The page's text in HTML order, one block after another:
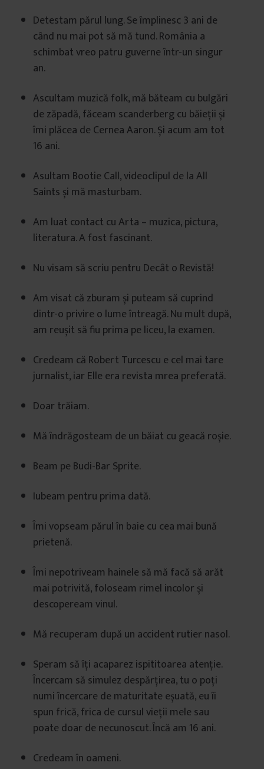
Detestam părul lung. Se împlinesc 3 ani de
când nu mai pot să mă tund. România a
schimbat vreo patru guverne într-un singur
an.
Ascultam muzică folk, mă băteam cu bulgări
de zăpadă, făceam scanderberg cu băieții și
îmi plăcea de Cernea Aaron. Și acum am tot
16 ani.
Asultam Bootie Call, videoclipul de la All
Saints și mă masturbam.
Am luat contact cu Arta – muzica, pictura,
literatura. A fost fascinant.
Nu visam să scriu pentru Decât o Revistă!
Am visat că zburam și puteam să cuprind
dintr-o privire o lume întreagă. Nu mult după,
am reușit să fiu prima pe liceu, la examen.
Credeam că Robert Turcescu e cel mai tare
jurnalist, iar Elle era revista mrea preferată.
Doar trăiam.
Mă îndrăgosteam de un băiat cu geacă roșie.
Beam pe Budi-Bar Sprite.
Iubeam pentru prima dată.
Îmi vopseam părul în baie cu cea mai bună
prietenă.
Îmi nepotriveam hainele să mă facă să arăt
mai potrivită, foloseam rimel incolor și
descopeream vinul.
Mă recuperam după un accident rutier nasol.
Speram să îți acaparez ispititoarea atenție.
Încercam să simulez despărțirea, tu o poți
numi încercare de maturitate eșuată, eu îi
spun frică, frica de cursul vieții mele sau
poate doar de necunoscut. Încă am 16 ani.
Credeam în oameni.